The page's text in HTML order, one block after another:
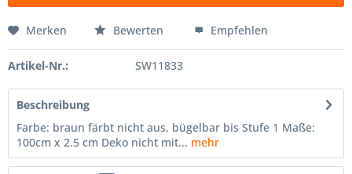
Merken Bewerten Empfehlen
Artikel-Nr.: SW11833
Beschreibung
Farbe: braun färbt nicht aus, bügelbar bis Stufe 1 Maße:
100cm x 2.5 cm Deko nicht mit... mehr